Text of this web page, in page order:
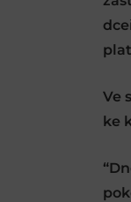
Ve
ke